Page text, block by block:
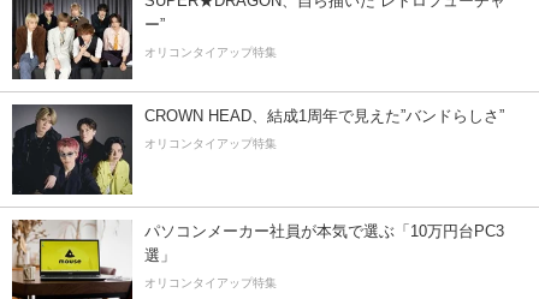
ー”
オリコンタイアップ特集
CROWN HEAD、結成1周年で見えた”バンドらしさ”
オリコンタイアップ特集
パソコンメーカー社員が本気で選ぶ「10万円台PC3
選」
オリコンタイアップ特集